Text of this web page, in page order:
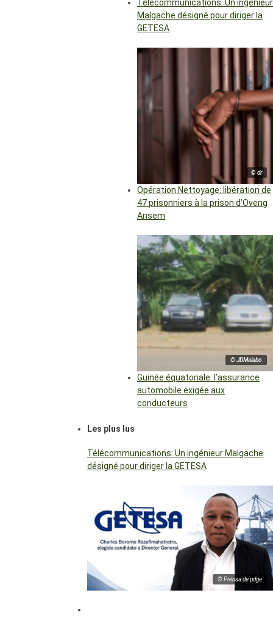
Télécommunications: Un ingénieur
Malgache désigné pour diriger la
GETESA
© dr
Opération Nettoyage: libération de
47 prisonniers à la prison d’Oveng
Ansem
© JDMalabo
Guinée équatoriale: l’assurance
automobile exigée aux
conducteurs
Les plus lus
Télécommunications: Un ingénieur Malgache
désigné pour diriger la GETESA
© Prensa de pdge